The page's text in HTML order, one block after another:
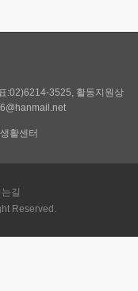
:02)6214-3525, 활동지원상
활센터
길
Reserved.